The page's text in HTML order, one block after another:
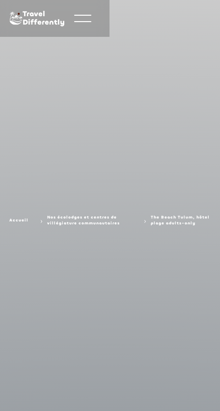
Travel
Differently
Accueil
Nos écolodges et centres de
villégiature communautaires
The Beach Tulum, hôtel
plage adults-only